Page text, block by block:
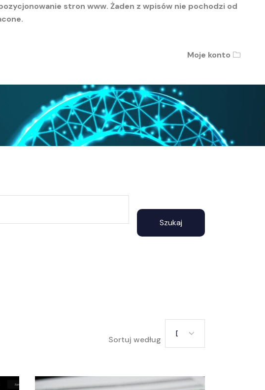
stron www. Żaden z wpisów nie pochodzi od
Moje konto 🗀
Szukaj
Sortuj według